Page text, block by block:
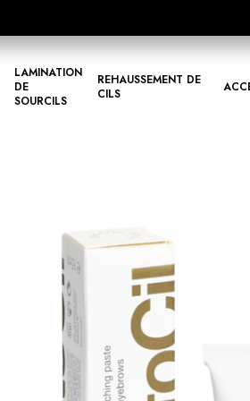
LAMINATION
DE
SOURCILS
REHAUSSEMENT DE
CILS